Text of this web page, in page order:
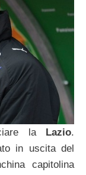
laLazio.
in uscita del
capitolina